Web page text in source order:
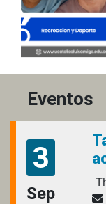
Eventos
3
Sep